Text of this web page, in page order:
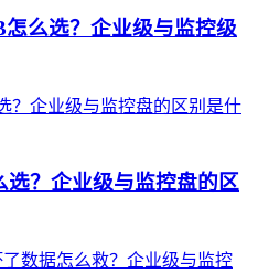
么选？企业级与监控级
选？企业级与监控盘的区